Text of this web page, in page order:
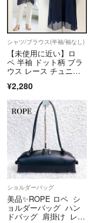
シャツ/ブラウス(半袖/袖なし)
【未使用に近い】ロ
ペ 半袖 ドット柄 ブラ
ウス レース チュニッ
¥2,280
ショルダーバッグ
美品✨ROPE ロペ シ
ョルダーバッグ ハン
ドバッグ 肩掛け レザ